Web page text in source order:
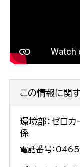
この情報に関
環境部：ゼロ
係
電話番号：